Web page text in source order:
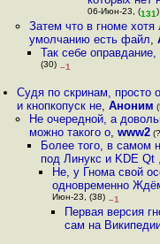
06-Июн-23, (131)
Затем что в гноме
умолчанию есть файл,
Так себе
(30) –1
Судя по скринам, просто
и кнопкопуск не,Аноним
Не очередной, а
можно такого о, www2
Более того, в самом
под Линукс и KDE Qt ,
Не, у Гнома свой
одновременно
Июн-23, (38) –1
Первая версия
сам на